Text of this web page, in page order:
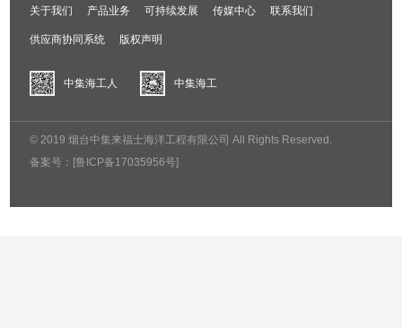
关于我们 产品业务 可持续发展 传媒中心 联系我们
供应商协同系统 版权声明
中集海工人 中集海工
© 2019 烟台中集来福士海洋工程有限公司 All Rights Reserved.
备案号： [鲁ICP备17035956号]